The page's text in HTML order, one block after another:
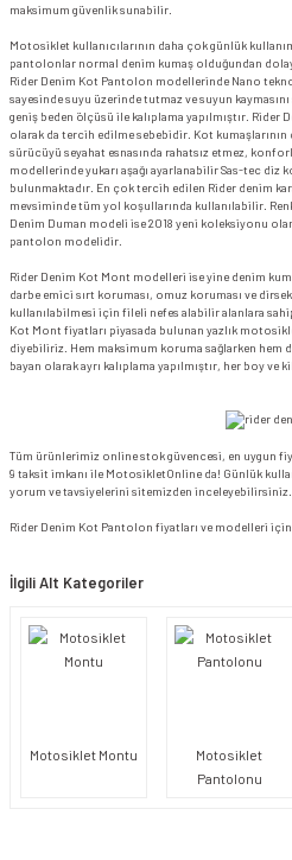
maksimum güvenlik sunabilir.
Motosiklet kullanıcılarının daha çok günlük
pantolonlar normal denim kumaş olduğundan
Rider Denim Kot Pantolon modellerinde Nano
sayesinde suyu üzerinde tutmaz ve suyun
geniş beden ölçüsü ile kalıplama yapılmıştır.
olarak da tercih edilme sebebidir. Kot
sürücüyü seyahat esnasında rahatsız etmez,
modellerinde yukarı aşağı ayarlanabilir Sas-tec diz
bulunmaktadır. En çok tercih edilen Rider denim
mevsiminde tüm yol koşullarında kullanılabilir.
Denim Duman modeli ise 2018 yeni koleksiyonu
pantolon modelidir.
Rider Denim Kot Mont modelleri ise yine denim
darbe emici sırt koruması, omuz koruması ve
kullanılabilmesi için fileli nefes alabilir alanlara
Kot Mont fiyatları piyasada bulunan yazlık
diyebiliriz. Hem maksimum koruma sağlarken hem
bayan olarak ayrı kalıplama yapılmıştır, her boy
Tüm ürünlerimiz online stok güvencesi, en uygun
9 taksit imkanı ile MotosikletOnline da! Günlük
yorum ve tavsiyelerini sitemizden inceleyebilirsiniz.
Rider Denim Kot Pantolon fiyatları ve modelleri için
İlgili Alt Kategoriler
Motosiklet Montu
Motosiklet
Pantolonu